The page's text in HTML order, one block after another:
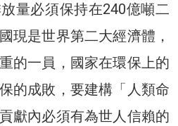
量必須保持在240億噸二
現是世界第二大經濟體，
的一員，國家在環保上的
的成敗，要建構「人類命
獻內必須有為世人信賴的